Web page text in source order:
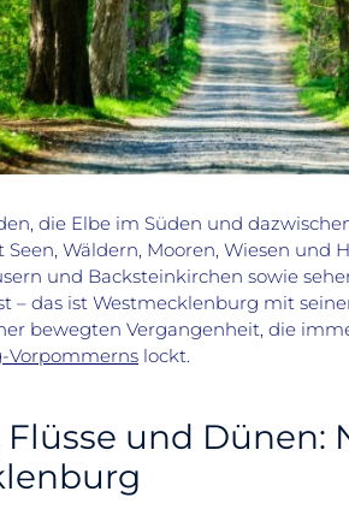
die Elbe im Süden und
Seen, Wäldern, Mooren, Wiesen und
und Backsteinkirchen sowie
– das ist Westmecklenburg mit
bewegten Vergangenheit, die
Vorpommerns lockt.
Flüsse und Dünen: